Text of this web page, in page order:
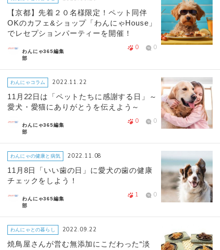
【京都】先着２０名様限定！ペット同伴
OKのカフェ&ショップ「わんにゃHouse」
でレセプションパーティーを開催！
わんにゃ365編集
部
0 0
わんにゃコラム 2022.11.22
11月22日は「ペットたちに感謝する日」～
愛犬・愛猫にありがとうを伝えよう～
わんにゃ365編集
部
0 0
わんにゃの健康と病気 2022.11.08
11月8日「いい歯の日」に愛犬の歯の健康
チェックをしよう！
わんにゃ365編集
部
1 0
わんにゃとの暮らし 2022.09.22
焼鳥屋さんが営む無添加にこだわった“淡